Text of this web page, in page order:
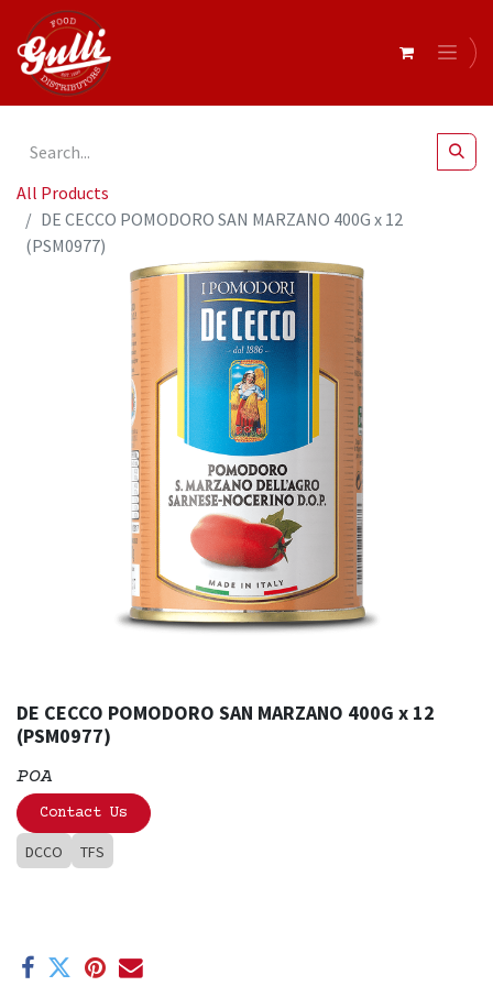
All Products
DE CECCO POMODORO SAN MARZANO 400G x 12
(PSM0977)
DE CECCO POMODORO SAN MARZANO 400G x 12
(PSM0977)
POA
Contact Us
DCCO TFS